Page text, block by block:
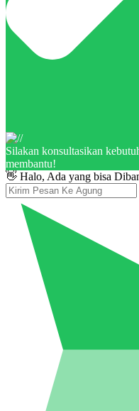
Silakan konsultasikan
membantu!
👋 Halo, Ada yang bisa